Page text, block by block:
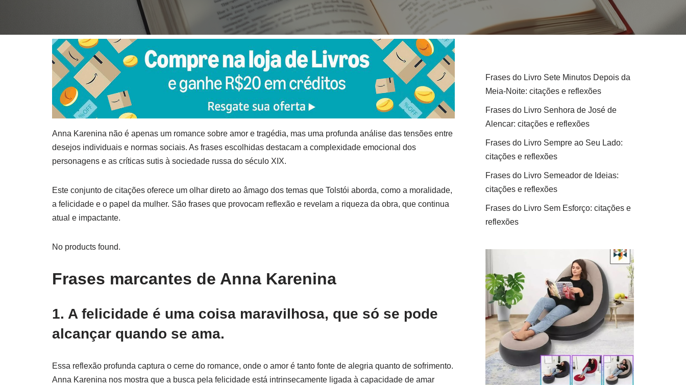
Anna Karenina não é apenas um romance sobre amor e tragédia, mas uma profunda análise das tensões entre
desejos individuais e normas sociais. As frases escolhidas destacam a complexidade emocional dos
personagens e as críticas sutis à sociedade russa do século XIX.
Este conjunto de citações oferece um olhar direto ao âmago dos temas que Tolstói aborda, como a moralidade,
a felicidade e o papel da mulher. São frases que provocam reflexão e revelam a riqueza da obra, que continua
atual e impactante.
No products found.
Frases marcantes de Anna Karenina
1. A felicidade é uma coisa maravilhosa, que só se pode
alcançar quando se ama.
Essa reflexão profunda captura o cerne do romance, onde o amor é tanto fonte de alegria quanto de sofrimento.
Anna Karenina nos mostra que a busca pela felicidade está intrinsecamente ligada à capacidade de amar
Frases do Livro Sete Minutos Depois da
Meia-Noite: citações e reflexões
Frases do Livro Senhora de José de
Alencar: citações e reflexões
Frases do Livro Sempre ao Seu Lado:
citações e reflexões
Frases do Livro Semeador de Ideias:
citações e reflexões
Frases do Livro Sem Esforço: citações e
reflexões